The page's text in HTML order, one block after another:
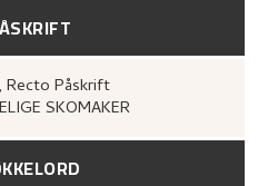
Recto Påskrift
SKOMAKER